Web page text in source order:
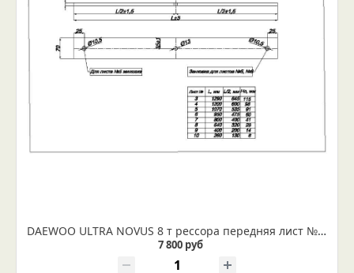
DAEWOO ULTRA NOVUS 8 т рессора передняя лист №3 (IR 29-31-03)
7 800 руб